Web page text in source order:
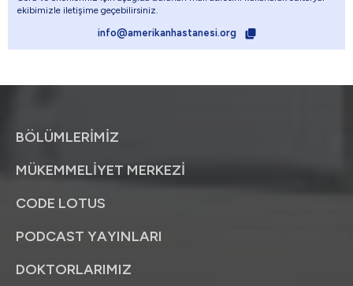
ekibimizle iletişime geçebilirsiniz.
info@amerikanhastanesi.org
BÖLÜMLERİMİZ
MÜKEMMELİYET MERKEZİ
CODE LOTUS
PODCAST YAYINLARI
DOKTORLARIMIZ